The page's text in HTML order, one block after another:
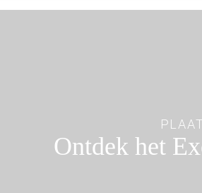
Ontdek het